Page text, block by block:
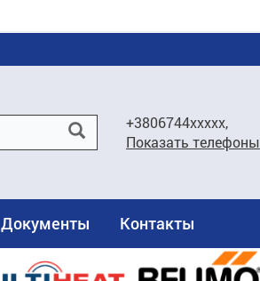
+3806744xxxxx,
Показать телефоны
Документы Контакты